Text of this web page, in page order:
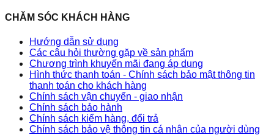
CHĂM SÓC KHÁCH HÀNG
Hướng dẫn sử dụng
Các câu hỏi thường gặp về sản phẩm
Chương trình khuyến mãi đang áp dụng
Hình thức thanh toán - Chính sách bảo mật thông tin
thanh toán cho khách hàng
Chính sách vận chuyển - giao nhận
Chính sách bảo hành
Chính sách kiểm hàng, đổi trả
Chính sách bảo vệ thông tin cá nhân của người dùng